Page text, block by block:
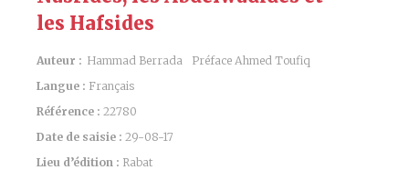
les Hafsides
Auteur : Hammad Berrada
Préface Ahmed Toufiq
Langue : Français
Référence : 22780
Date de saisie : 29-08-17
Lieu d’édition : Rabat